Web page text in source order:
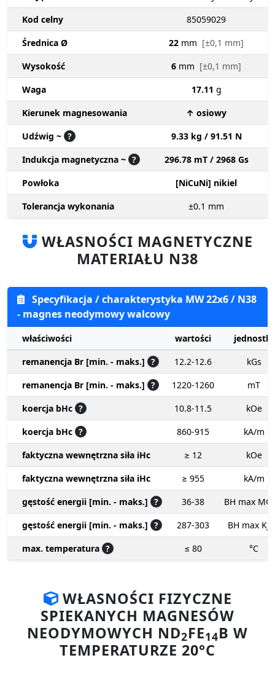
Kod celny
85059029
Średnica Ø
22 mm [±0,1 mm]
Wysokość
6 mm [±0,1 mm]
Waga
17.11 g
Kierunek magnesowania
↑ osiowy
Udźwig ~ ?
9.33 kg / 91.51 N
Indukcja magnetyczna ~ ?
296.78 mT / 2968 Gs
Powłoka
[NiCuNi] nikiel
Tolerancja wykonania
±0.1 mm
WŁASNOŚCI MAGNETYCZNE
MATERIAŁU N38
Specyfikacja / charakterystyka MW 22x6 / N38
- magnes neodymowy walcowy
właściwości wartości
jednostki
remanencja Br [min. - maks.] ? 12.2-12.6
kGs
remanencja Br [min. - maks.] ? 1220-1260
mT
koercja bHc ? 10.8-11.5
kOe
koercja bHc ? 860-915
kA/m
faktyczna wewnętrzna siła iHc
≥ 12
kOe
faktyczna wewnętrzna siła iHc
≥ 955
kA/m
gęstość energii [min. - maks.] ? 36-38
BH max
gęstość energii [min. - maks.] ? 287-303
BH max
max. temperatura ? ≤ 80 °C
WŁASNOŚCI FIZYCZNE
SPIEKANYCH MAGNESÓW
NEODYMOWYCH ND2FE14B W
TEMPERATURZE 20°C